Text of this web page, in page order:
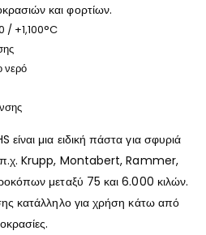
και φορτίων.
/ +1,100°C
νερό
είναι μια ειδική πάστα για σφυριά
π.χ. Krupp, Montabert, Rammer,
μεταξύ 75 και 6.000 κιλών.
κατάλληλο για χρήση κάτω από